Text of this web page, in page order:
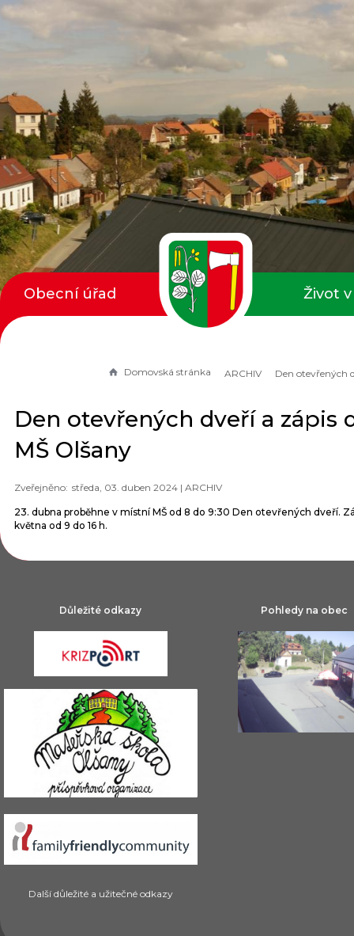
Domovská stránka ARCHIV
Den otevřených dveří a zápis
MŠ Olšany
středa, 03. duben 2024 | ARCHIV
23. dubna proběhne v místní MŠ od 8 do 9:30 Den otevřených dveří.
května od 9 do 16 h.
Obecní úřad Život
Důležité odkazy
Další důležité a užitečné odkazy
Pohledy na obec